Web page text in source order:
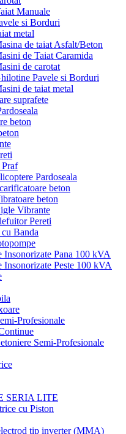
Manuale
si Borduri
metal
de taiat Asfalt/Beton
de Taiat Caramida
de carotat
Pavele si Borduri
de taiat metal
suprafete
beton
Praf
Pardoseala
beton
beton
Vibrante
Pereti
Banda
Insonorizate Pana 100 kVA
Insonorizate Peste 100 kVA
Profesionale
Semi-Profesionale
SERIA LITE
cu Piston
tip inverter (MMA)